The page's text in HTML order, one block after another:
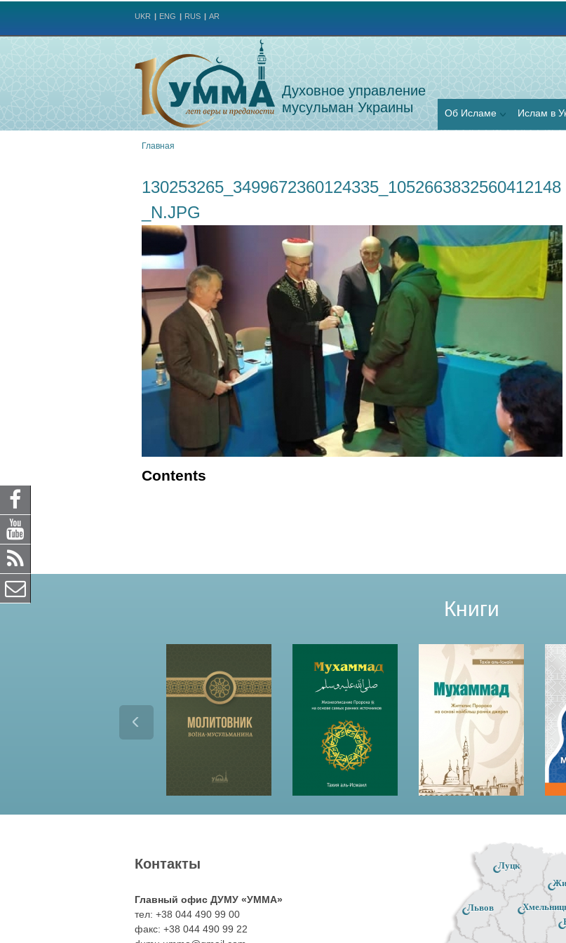
UKR ENG RUS AR
Духовное управление
мусульман Украины
Об Исламе Ислам в
здесь
Главная
130253265_3499672360124335_1052663832560412148
_N.JPG
Contents
Книги
Луцк
Львов
Контакты
Главный офис ДУМУ «УММА»
тел: +38 044 490 99 00
факс: +38 044 490 99 22